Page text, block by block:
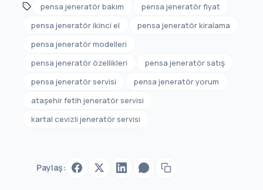
pensa jeneratör bakım
pensa jeneratör fiyat
pensa jeneratör ikinci el
pensa jeneratör kiralama
pensa jeneratör modelleri
pensa jeneratör özellikleri
pensa jeneratör satış
pensa jeneratör servisi
pensa jeneratör yorum
ataşehir fetih jeneratör servisi
kartal cevizli jeneratör servisi
Paylaş: